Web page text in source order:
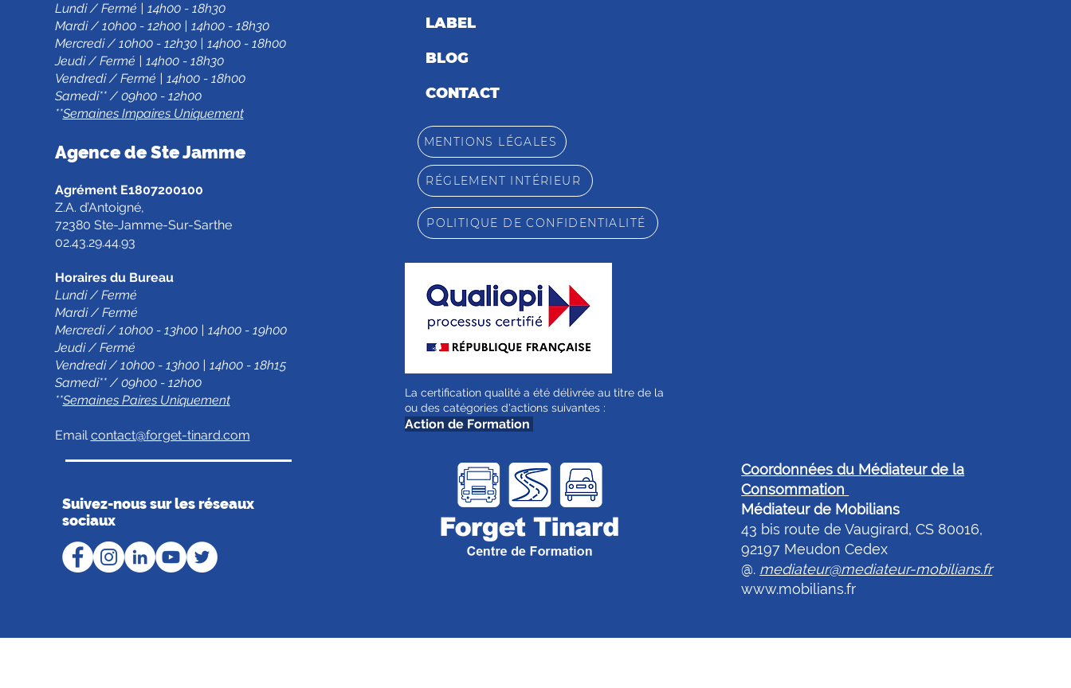
Lundi / Fermé | 14h00 - 18h30
Mardi / 10h00 - 12h00 | 14h00 - 18h30
Mercredi / 10h00 - 12h30 | 14h00 - 18h00
Jeudi / Fermé | 14h00 - 18h30
Vendredi / Fermé | 14h00 - 18h00
Samedi** / 09h00 - 12h00
**Semaines Impaires Uniquement
Agence de Ste Jamme
Agrément E1807200100
Z.A. d’Antoigné,
72380 Ste-Jamme-Sur-Sarthe
02.43.29.44.93
Horaires du Bureau
Lundi / Fermé
Mardi / Fermé
Mercredi / 10h00 - 13h00 | 14h00 - 19h00
Jeudi / Fermé
Vendredi / 10h00 - 13h00 | 14h00 - 18h15
Samedi** / 09h00 - 12h00
**Semaines Paires Uniquement
Emailcontact@forget-tinard.com
Suivez-nous sur les réseaux
sociaux
LABEL
BLOG
CONTACT
MENTIONS LÉGALES
RÉGLEMENT INTÉRIEUR
POLITIQUE DE CONFIDENTIALITÉ
La certification qualité a été délivrée au titre de la
ou des catégories d'actions suivantes :
Action de Formation
Coordonnées du Médiateur de la
Consommation
Médiateur de Mobilians
43 bis route de Vaugirard, CS 80016,
92197 Meudon Cedex
@. mediateur@mediateur-mobilians.fr
www.mobilians.fr